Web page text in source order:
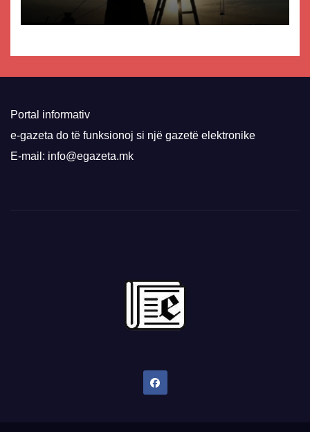
Portal informativ
e-gazeta do të funksionoj si një gazetë elektronike
E-mail: info@egazeta.mk